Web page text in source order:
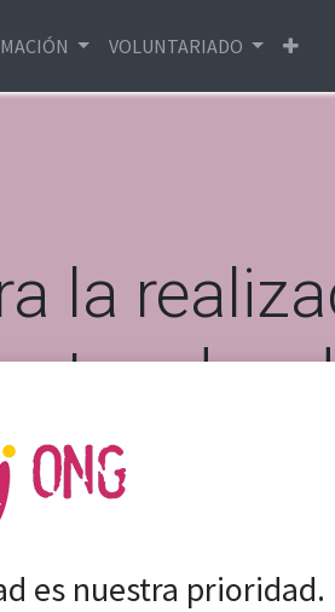
VOLUNTARIADO
la
de
por
lucro
de la Rioja
es nuestra prioridad.